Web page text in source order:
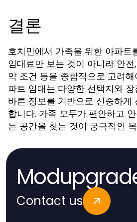
결론
호치민에서 가족을 위한 아파트
임대료만 보는 것이 아니라 안
약 조건 등을 종합적으로 고려해
파트 임대는 다양한 선택지와
바른 정보를 기반으로 신중하게
합니다. 가족 모두가 편안하고
는 공간을 찾는 것이 궁극적인
Contact us